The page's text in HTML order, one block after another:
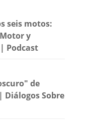
seis motos:
y
Podcast
de
Diálogos Sobre